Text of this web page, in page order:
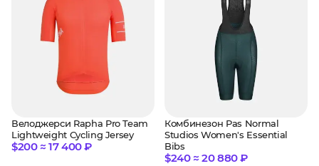
Велоджерси Rapha Pro Team
Lightweight Cycling Jersey
$200 ≈ 17 400 ₽
Комбинезон Pas Normal
Studios Women's Essential
Bibs
$240 ≈ 20 880 ₽